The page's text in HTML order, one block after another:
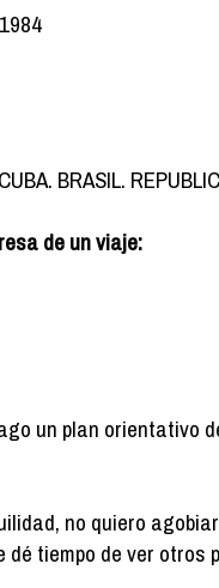
1984
BRASIL.
de un viaje:
un plan orientativo
no quiero
dé tiempo de ver otros